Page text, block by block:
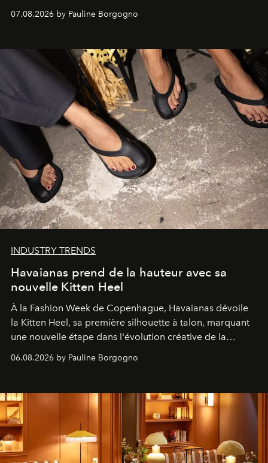
d'exception composent un véritable voyage sensoriel.
07.08.2026 by Pauline Borgogno
INDUSTRY TRENDS
Havaianas prend de la hauteur avec sa
nouvelle Kitten Heel
À la Fashion Week de Copenhague, Havaianas dévoile
la Kitten Heel, sa première silhouette à talon, marquant
une nouvelle étape dans l'évolution créative de la
06.08.2026 by Pauline Borgogno